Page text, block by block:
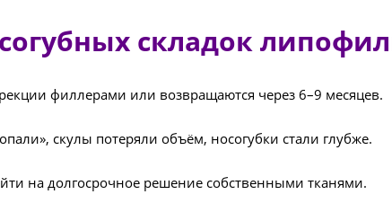
складок
филлерами или возвращаются через 6–9 месяцев.
скулы потеряли объём, носогубки стали глубже.
на долгосрочное решение собственными тканями.